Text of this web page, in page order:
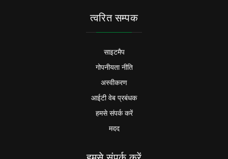
त्वरित सम्पक
साइटमैप
गोपनीयता नीति
अस्वीकरण
आईटी वेब प्रबंधक
हमसे संपर्क करें
मदद